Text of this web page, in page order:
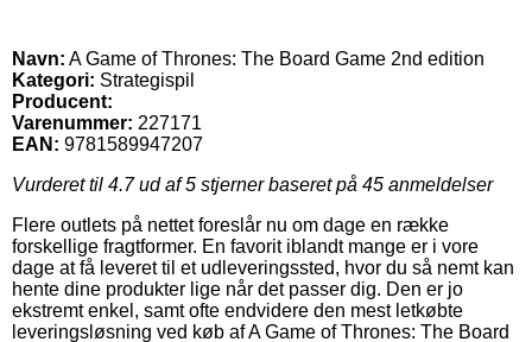
Navn: A Game of Thrones: The Board Game 2nd edition
Kategori: Strategispil
Producent:
Varenummer: 227171
EAN: 9781589947207
Vurderet til 4.7ud af 5 stjerner baseret på 45 anmeldelser
Flere outlets på nettet foreslår nu om dage en række
forskellige fragtformer. En favorit iblandt mange er i vore
dage at få leveret til et udleveringssted, hvor du så nemt kan
hente dine produkter lige når det passer dig. Den er jo
ekstremt enkel, samt ofte endvidere den mest letkøbte
leveringsløsning ved køb af A Game of Thrones: The Board